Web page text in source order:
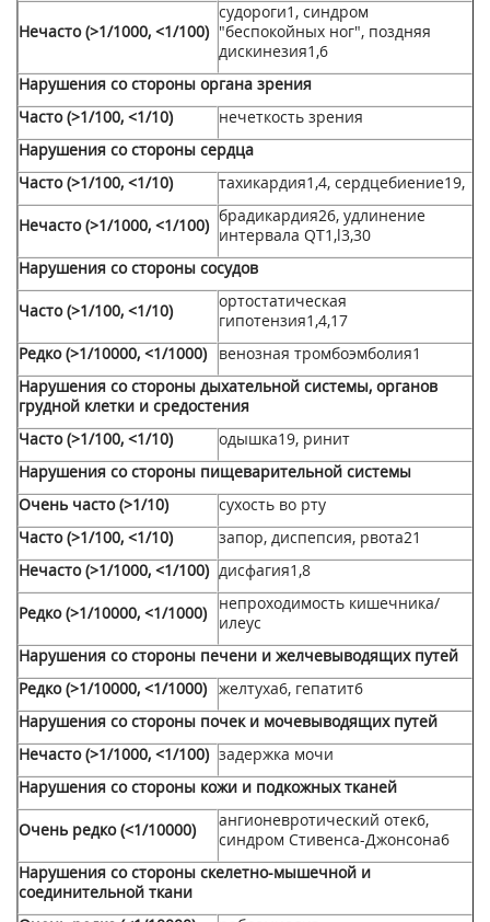
Нечасто (>1/1000, <1/100)
судороги1 , синдром
"беспокойных ног", поздняя
дискинезия1,6
Нарушения со стороны органа зрения
Часто (>1/100, <1/10)
нечеткость зрения
Нарушения со стороны сердца
Часто (>1/100, <1/10)
тахикардия1,4, сердцебиение19,
Нечасто (>1/1000, <1/100) брадикардия26, удлинение
интервала QT1,l3,30
Нарушения со стороны сосудов
Часто (>1/100, <1/10)
ортостатическая
гипотензия1,4,17
Редко (>1/10000, <1/1000)
венозная тромбоэмболия1
Нарушения со стороны дыхательной системы, органов
грудной клетки и средостения
Часто (>1/100, <1/10)
одышка19, ринит
Нарушения со стороны пищеварительной системы
Очень часто (>1/10)
сухость во рту
Часто (>1/100, <1/10)
запор, диспепсия, рвота21
Нечасто (>1/1000, <1/100) дисфагия1,8
Редко (>1/10000, <1/1000)
непроходимость кишечника/
илеус
Нарушения со стороны печени и желчевыводящих путей
Редко (>1/10000, <1/1000) желтуха6, гепатит6
Нарушения со стороны почек и мочевыводящих путей
Нечасто (>1/1000, <1/100) задержка мочи
Нарушения со стороны кожи и подкожных тканей
Очень редко (<1/10000) ангионевротический отек6,
синдром Стивенса-Джонсона6
Нарушения со стороны скелетно-мышечной и
соединительной ткани